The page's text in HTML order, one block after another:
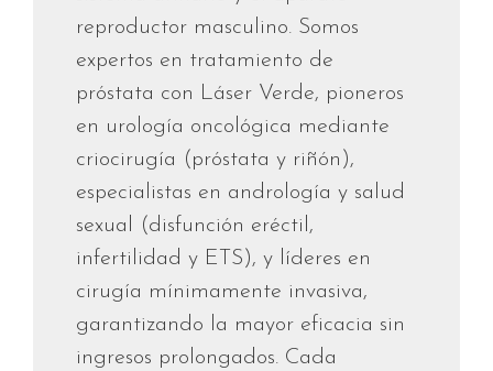
reproductor masculino. Somos
expertos en tratamiento de
próstata con Láser Verde, pioneros
en urología oncológica mediante
criocirugía (próstata y riñón),
especialistas en andrología y salud
sexual (disfunción eréctil,
infertilidad y ETS), y líderes en
cirugía mínimamente invasiva,
garantizando la mayor eficacia sin
ingresos prolongados. Cada